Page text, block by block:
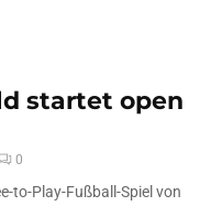
startet open
0
to-Play-Fußball-Spiel von